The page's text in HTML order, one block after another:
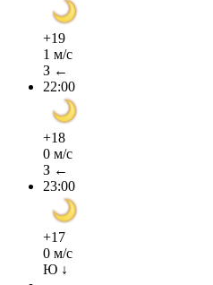
+19
1 м/с
З ←
22:00
+18
0 м/с
З ←
23:00
+17
0 м/с
Ю ↓